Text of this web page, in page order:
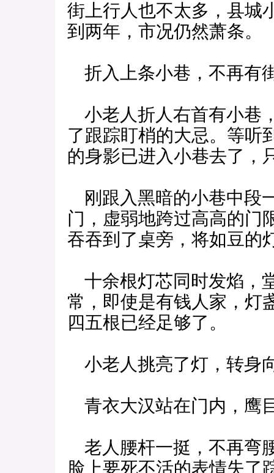
街上行人也不太多，县城
到两年，市况仍然萧条。
折入上条小巷，不再有
小老人折人右首有小巷
了跟踪盯梢的大忌。等听
的身影已进入小巷去了，
刚跟入黑暗的小巷中段
门，虚弱地跨过高高的门
吞吞到了桌旁，将如豆的
十余根灯芯同时发焰，
常，即使是有钱人家，灯
四五根已经足够了。
小老人挑亮了灯，转身
青衣大汉站在门内，鹰
老人腰杆一挺，不再弯
脸上要死不活的表情失了